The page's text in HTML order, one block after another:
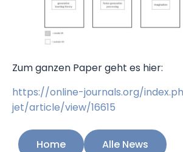
Zum ganzen Paper geht es hier:
https://online-journals.org/
jet/article/view/16615
Home Alle News